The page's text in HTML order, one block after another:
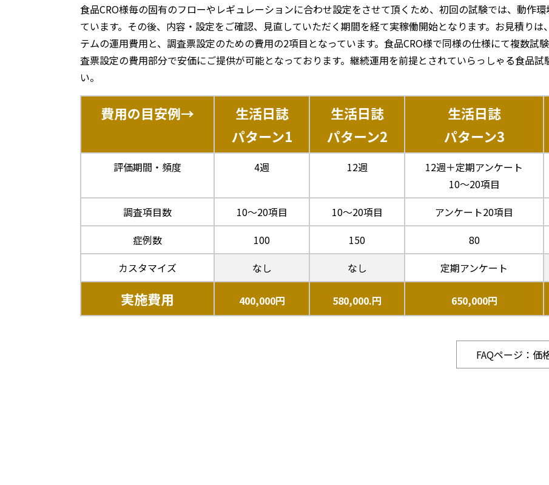
食品CRO様毎の固有のフローやレギュレーションに合わせ設定をさせて頂くため、初回の試験では、動作
ています。その後、内容・設定をご確認、見直していただく期間を経て実稼働開始となります。お見積り
テムの運用費用と、調査票設定のための費用の2項目となっています。食品CRO様で同様の仕様にて複数試
査票設定の費用部分で安価にご提供が可能となっております。継続運用を前提とされていらっしゃる食品
い。
費用の目安例→
生活日誌
パターン1
生活日誌
パターン2
生活日誌
パターン3
評価期間・頻度 4週 12週
12週＋定期アンケート
10～20項目
調査項目数 10～20項目 10～20項目 アンケート20項目
症例数
100 150 80
カスタマイズ
なし なし 定期アンケート
実施費用 400,000円 580,000.円 650,000円
FAQページ：価